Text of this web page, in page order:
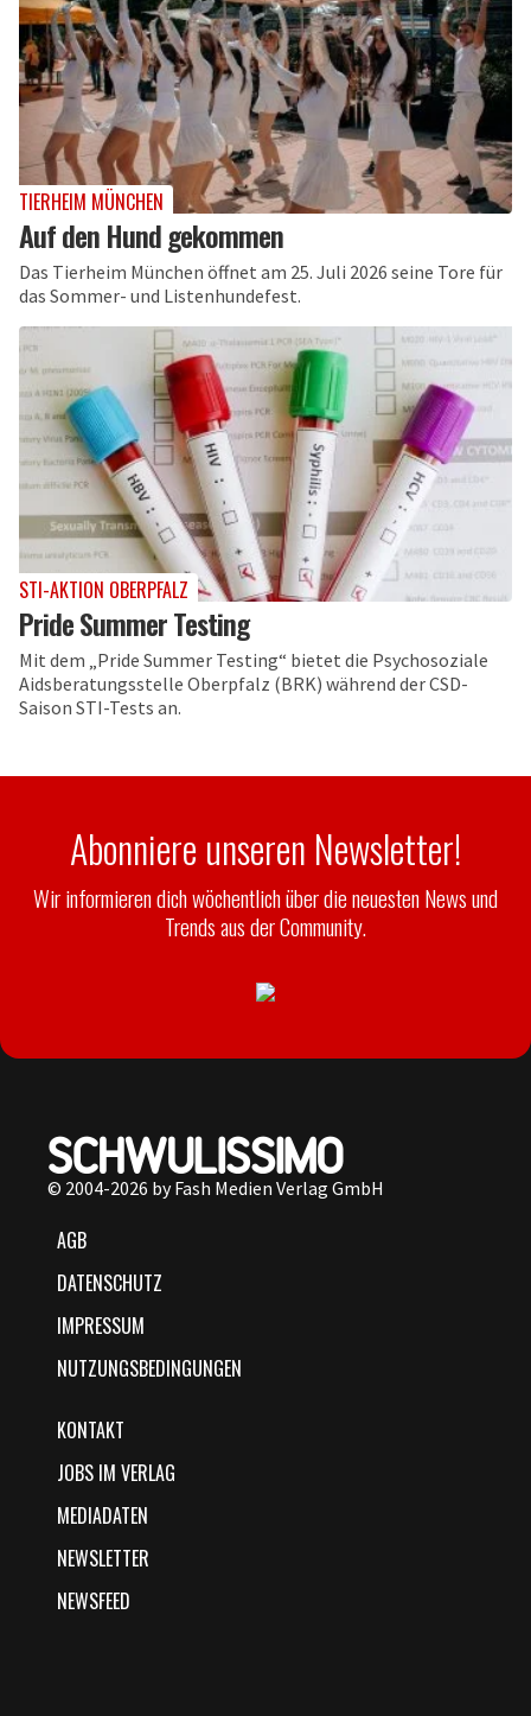
TIERHEIM MÜNCHEN
Auf den Hund gekommen
Das Tierheim München öffnet am 25. Juli 2026 seine Tore für
das Sommer- und Listenhundefest.
STI-AKTION OBERPFALZ
Pride Summer Testing
Mit dem „Pride Summer Testing“ bietet die Psychosoziale
Aidsberatungsstelle Oberpfalz (BRK) während der CSD-
Saison STI-Tests an.
Abonniere unseren Newsletter!
Wir informieren dich wöchentlich über die neuesten News und
Trends aus der Community.
© 2004-2026 by Fash Medien Verlag GmbH
AGB
DATENSCHUTZ
IMPRESSUM
NUTZUNGSBEDINGUNGEN
KONTAKT
JOBS IM VERLAG
MEDIADATEN
NEWSLETTER
NEWSFEED